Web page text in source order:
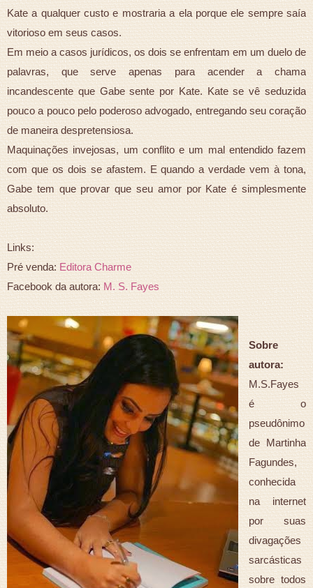
Kate a qualquer custo e mostraria a ela porque ele sempre saía
vitorioso em seus casos.
Em meio a casos jurídicos, os dois se enfrentam em um duelo de
palavras, que serve apenas para acender a chama
incandescente que Gabe sente por Kate. Kate se vê seduzida
pouco a pouco pelo poderoso advogado, entregando seu coração
de maneira despretensiosa.
Maquinações invejosas, um conflito e um mal entendido fazem
com que os dois se afastem. E quando a verdade vem à tona,
Gabe tem que provar que seu amor por Kate é simplesmente
absoluto.
Links:
Pré venda: Editora Charme
Facebook da autora:M. S. Fayes
Sobre
autora:
M.S.Fayes
é o
pseudônimo
de Martinha
Fagundes,
conhecida
na internet
por suas
divagações
sarcásticas
sobre todos